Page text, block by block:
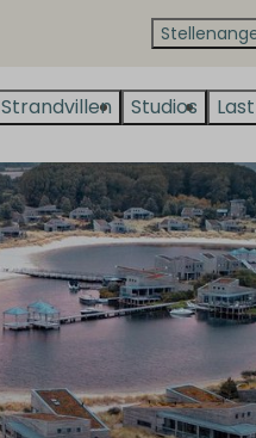
Strandvillen Studios